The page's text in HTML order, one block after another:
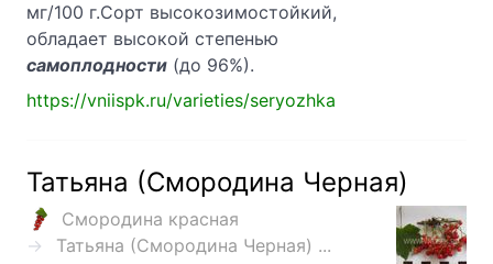
мг/100 г.Сорт высокозимостойкий,
обладает высокой степенью
самоплодности (до 96%).
https://vniispk.ru/varieties/seryozhka
Татьяна (Смородина Черная)
Смородина красная
Татьяна (Смородина Черная) ...